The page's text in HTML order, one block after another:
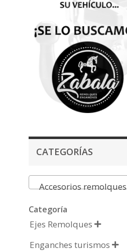
CATEGORÍAS
Accesorios remolques
Categoría
Ejes Remolques 
Enganches turismos 